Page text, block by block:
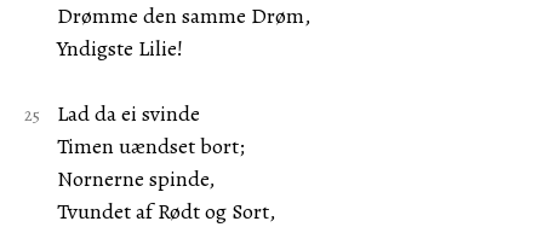
Drømme den samme Drøm,
Yndigste Lilie!
Lad da ei svinde
Timen uændset bort;
Nornerne spinde,
Tvundet af Rødt og Sort,